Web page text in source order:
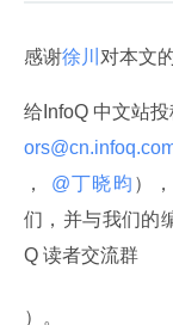
感谢徐川 对本文
给InfoQ 中文站
，
@丁晓昀 ）
们，并与我们的
Q 读者交流群
）。